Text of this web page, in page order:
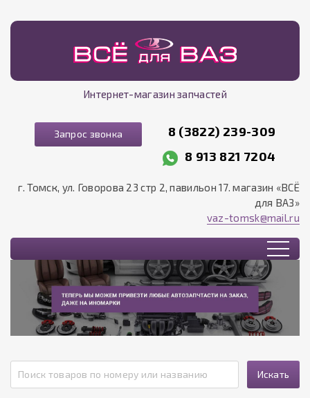
Интернет-магазин запчастей
Запрос звонка
8 (3822) 239-309
8 913 821 7204
г. Томск, ул. Говорова 23 стр 2, павильон 17. магазин «ВСЁ
для ВАЗ»
vaz-tomsk@mail.ru
Искать